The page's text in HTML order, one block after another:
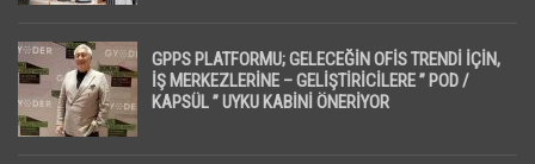
GPPS PLATFORMU; GELECEĞİN OFİS TRENDİ İÇİN,
İŞ MERKEZLERİNE – GELİŞTİRİCİLERE ” POD /
KAPSÜL ” UYKU KABİNİ ÖNERİYOR